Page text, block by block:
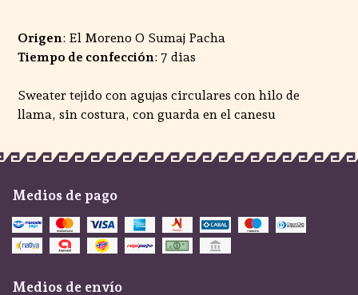
Origen: El Moreno O Sumaj Pacha
Tiempo de confección: 7 dias
Sweater tejido con agujas circulares con hilo de
llama, sin costura, con guarda en el canesu
Medios de pago
Medios de envío